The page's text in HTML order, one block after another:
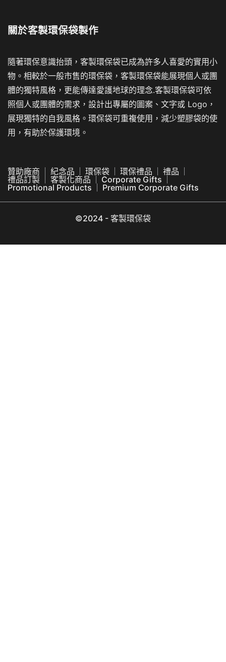
關於客製環保袋製作
隨著環保意識抬頭，客製環保袋已成為許多人喜愛的實用小
物。相較於一般市售的環保袋，客製環保袋能展現個人或團
體的獨特風格，更能傳達愛護地球的理念.客製環保袋可依
照個人或團體的需求，設計出專屬的圖案、文字或 Logo，
展現獨特的自我風格。環保袋可重複使用，減少塑膠袋的使
用，有助於保護環境。
贊助廠商 紀念品 環保袋 環保禮品
禮品
禮品訂製
客製化商品
Corporate Gifts
Promotional Products
Premium Corporate Gifts
©2024 - 客製環保袋